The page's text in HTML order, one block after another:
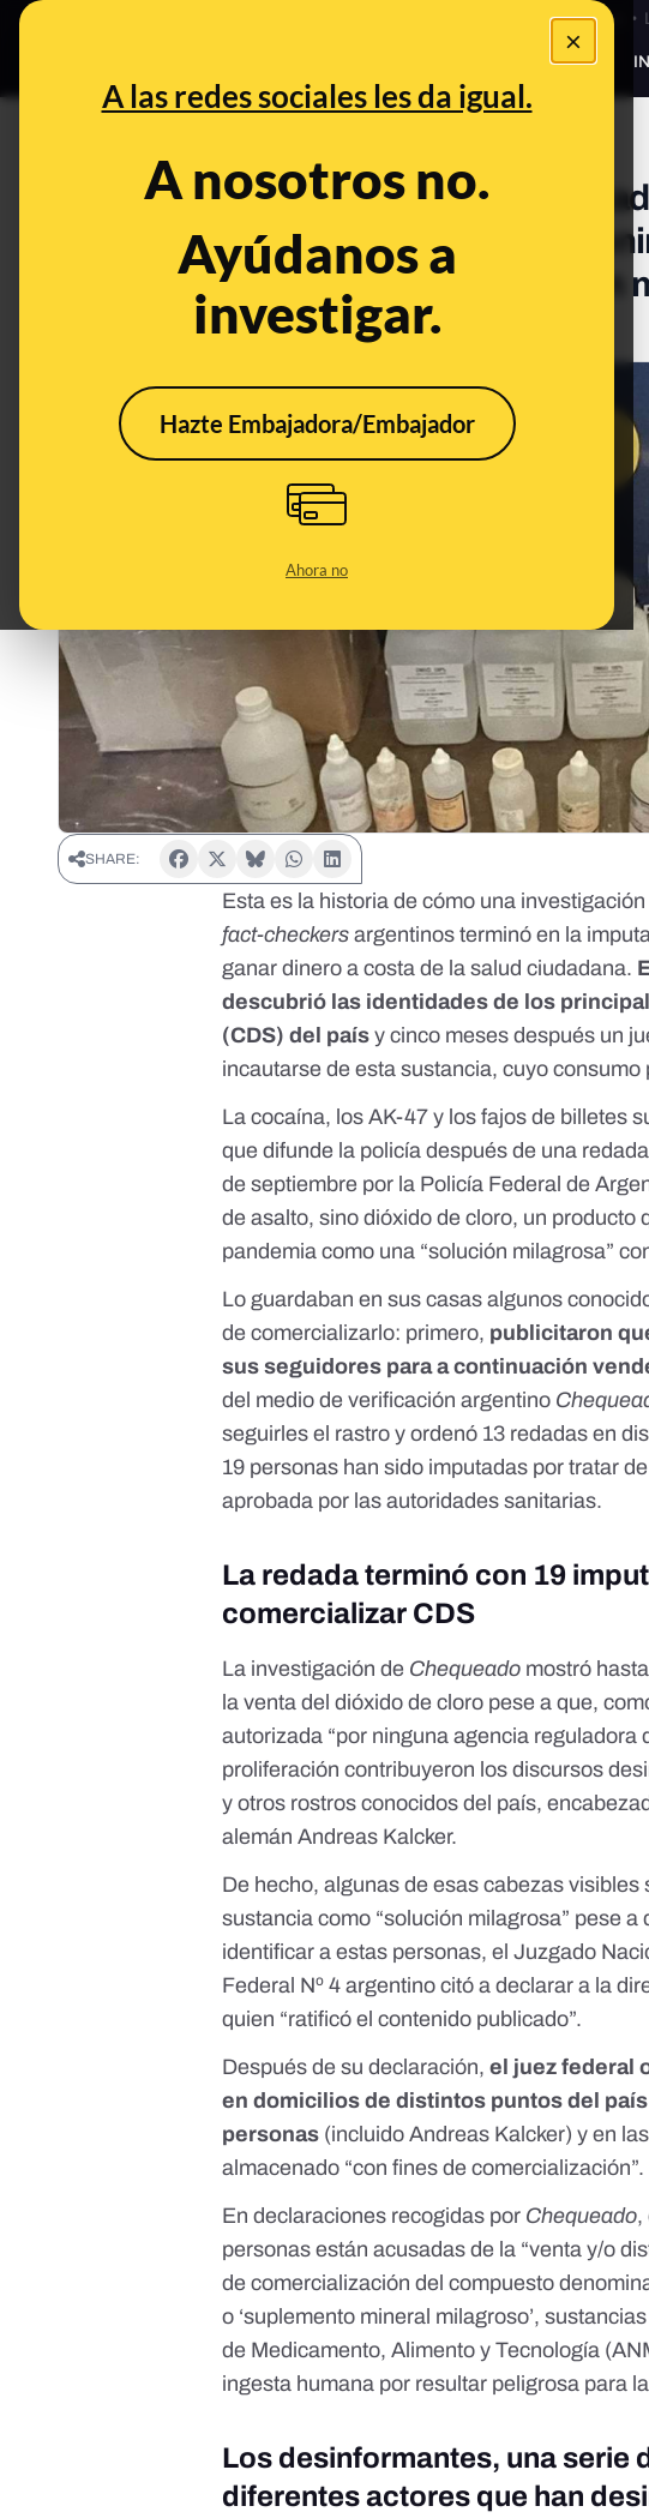
×
A las redes sociales les da igual.
A nosotros no.
Ayúdanos a
investigar.
Hazte Embajadora/Embajador
Ahora no
Bulos Ceuta •
PREBUNKING
Cómo una investigación del
terminó en 13 redadas para
ser comercializado como “solución
SHARE:
Esta es la historia de cómo una
fact-checkers argentinos terminó en la
ganar dinero a costa de la salud ciudadana.
descubrió las identidades de los
(CDS) del país y cinco meses después un
incautarse de esta sustancia,cuyo consumo
La cocaína, los AK-47 y los fajos de billetes
que difunde la policía después de una
de septiembre por la Policía Federal de
de asalto, sino dióxido de cloro, un producto
pandemia como una “solución milagrosa”
Lo guardaban en sus casas algunos
de comercializarlo: primero, publicitaron
sus seguidores para a continuación
del medio de verificación argentino
seguirles el rastro y ordenó 13 redadas en
19 personas han sido imputadas por tratar
aprobada por las autoridades sanitarias.
La redada terminó con 19
comercializar CDS
La investigación de Chequeado mostró
la venta del dióxido de cloro pese a que,
autorizada “por ninguna agencia reguladora
proliferación contribuyeron los discursos
y otros rostros conocidos del país,
alemán Andreas Kalcker.
De hecho, algunas de esas cabezas
sustancia como “solución milagrosa” pese
identificar a estas personas, el Juzgado
Federal Nº 4 argentino citó a declarar a la
quien “ratificó el contenido publicado”.
Después de su declaración,el juez federal
en domicilios de distintos puntos del
personas (incluido Andreas Kalcker) y en
almacenado “con fines de comercialización”.
En declaraciones recogidas por Chequeado,
personas están acusadas de la “venta y/o
de comercialización del compuesto
o ‘suplemento mineral milagroso’,
de Medicamento, Alimento y Tecnología
ingesta humana por resultar peligrosa para
Los desinformantes, una serie
diferentes actores que han